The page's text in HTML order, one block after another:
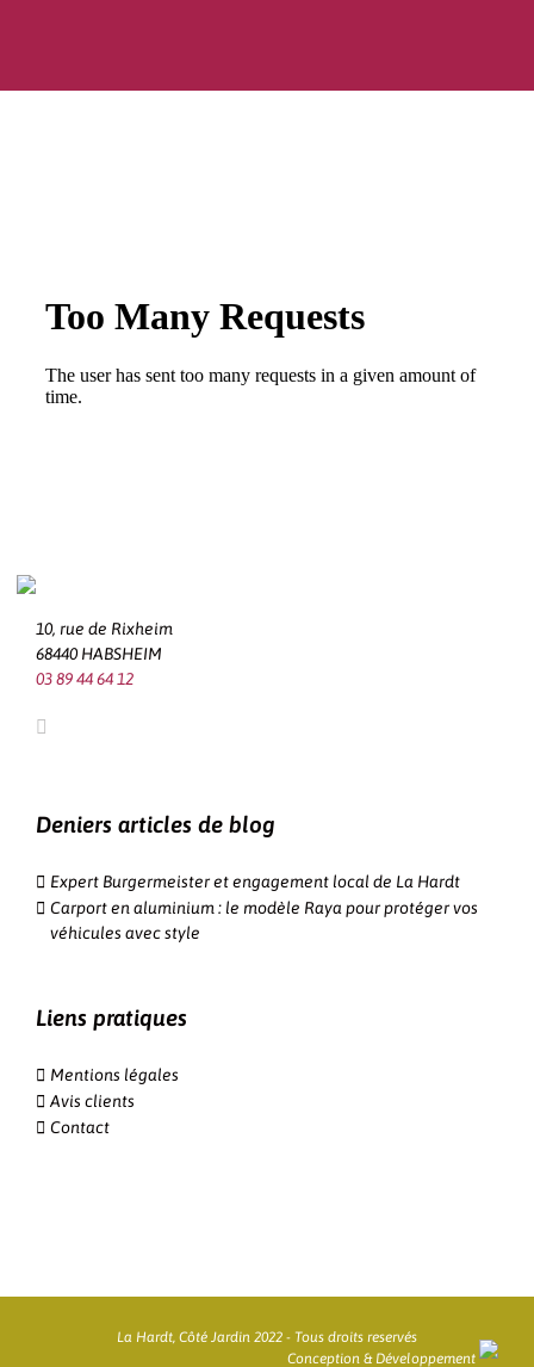
10, rue de Rixheim
68440 HABSHEIM
03 89 44 64 12
Deniers articles de blog
Expert Burgermeister et engagement local de La Hardt
Carport en aluminium : le modèle Raya pour protéger vos
véhicules avec style
Liens pratiques
Mentions légales
Avis clients
Contact
La Hardt, Côté Jardin 2022 - Tous droits reservés
Conception & Développement